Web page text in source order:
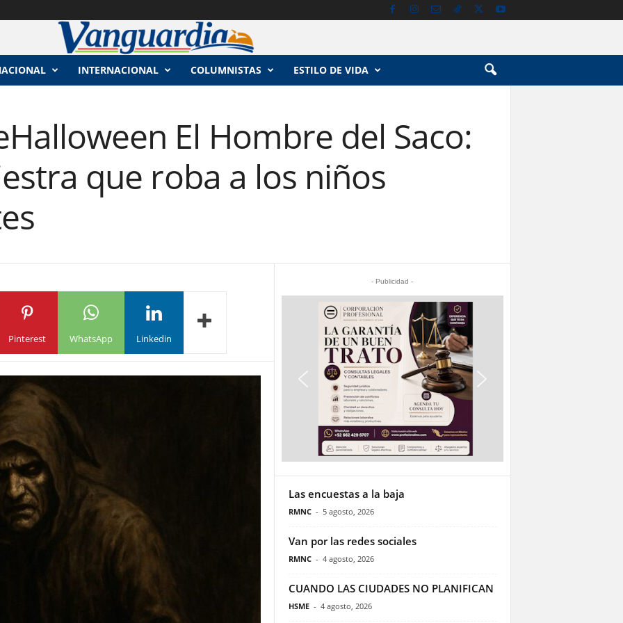
INTERNACIONAL COLUMNISTAS ESTILO DE VIDA
El Hombre del Saco:
que roba a los niños
Pinterest WhatsApp Linkedin
- Publicidad -
Las encuestas a la baja
RMNC - 5 agosto, 2026
Van por las redes sociales
RMNC - 4 agosto, 2026
CUANDO LAS CIUDADES NO PLANIFICAN
HSME - 4 agosto, 2026